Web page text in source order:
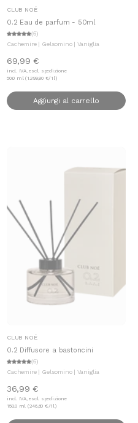
Aggiungi al carrello
CLUB NOÉ
0.2 Eau de parfum - 50ml
(6)
Cachemire | Gelsomino | Vaniglia
69,99 €
incl. IVA, escl. spedizione
50.0 ml (1.399,80 €/1l)
Aggiungi al carrello
Aggiungi al carrello
CLUB NOÉ
0.2 Diffusore a bastoncini
(6)
Cachemire | Gelsomino | Vaniglia
36,99 €
incl. IVA, escl. spedizione
150.0 ml (246,60 €/1l)